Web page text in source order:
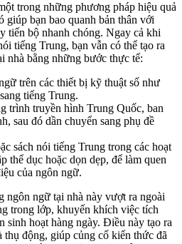
trong những phương pháp hiệu quả
giúp bạn bao quanh bản thân với
tiến bộ nhanh chóng. Ngay cả khi
tiếng Trung, bạn vẫn có thể tạo ra
nhà bằng những bước thực tế:
trên các thiết bị kỹ thuật số như
tiếng Trung.
trình truyền hình Trung Quốc, ban
sau đó dần chuyển sang phụ đề
sách nói tiếng Trung trong các hoạt
thể dục hoặc dọn dẹp, để làm quen
của ngôn ngữ.
ngôn ngữ tại nhà này vượt ra ngoài
trong lớp, khuyến khích việc tích
sinh hoạt hàng ngày. Điều này tạo ra
động, giúp củng cố kiến thức đã